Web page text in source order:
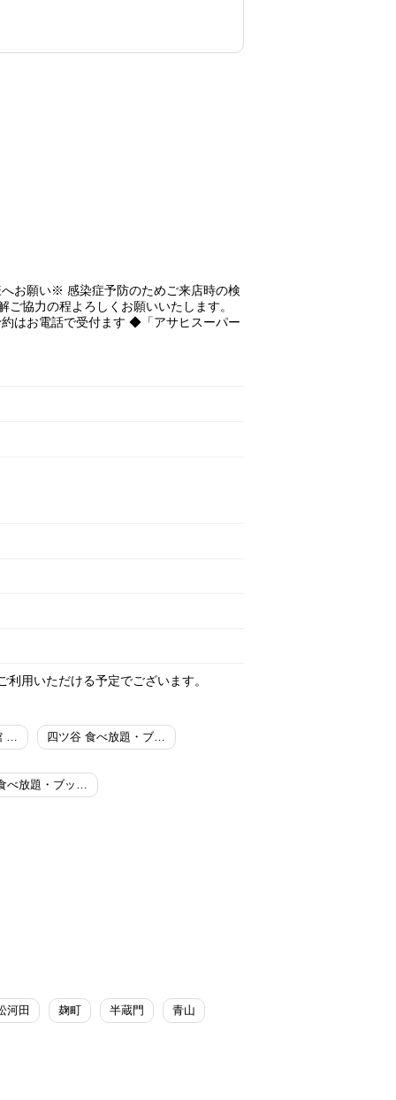
お願い※ 感染症予防のためご来店時の検
協力の程よろしくお願いいたします。
はお電話で受付ます ◆「アサヒスーパー
用いただける予定でございます。
東京おもちゃ美術館 食べ放題・ブッフェ 四ツ谷 食べ放題・ブッフェ
麹町 食べ放題・ブッフェ
河田 麹町 半蔵門 青山